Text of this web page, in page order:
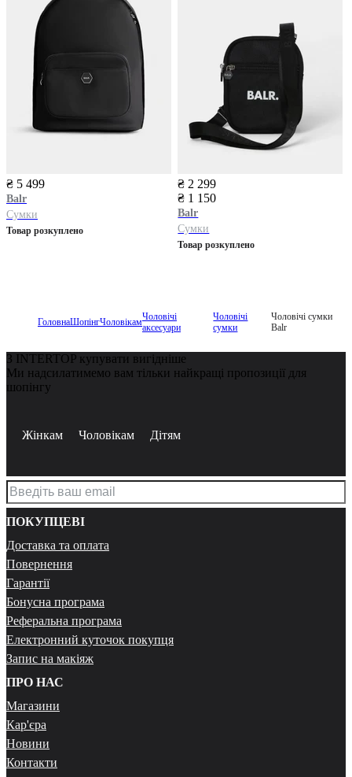
₴ 5 499
Balr
Сумки
Товар розкуплено
₴ 2 299
₴ 1 150
Balr
Сумки
Товар розкуплено
ГоловнаШопінгЧоловікамЧоловічі
аксесуари
Чоловічі
сумки
Чоловічі сумки
Balr
З INTERTOP купувати вигідніше
Ми надсилатимемо вам тільки найкращі пропозиції для
шопінгу
Жінкам Чоловікам Дітям
ПОКУПЦЕВІ
Доставка та оплата
Повернення
Гарантії
Бонусна програма
Реферальна програма
Електронний куточок покупця
Запис на макіяж
ПРО НАС
Магазини
Кар'єра
Новини
Контакти